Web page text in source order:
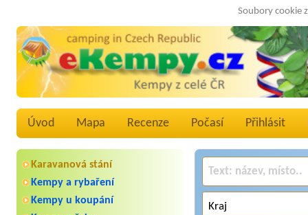
Soubory cookie
Úvod Mapa Recenze Počasí Přihlásit
Karavanová stání
Kempy a rybaření
Kempy u koupání